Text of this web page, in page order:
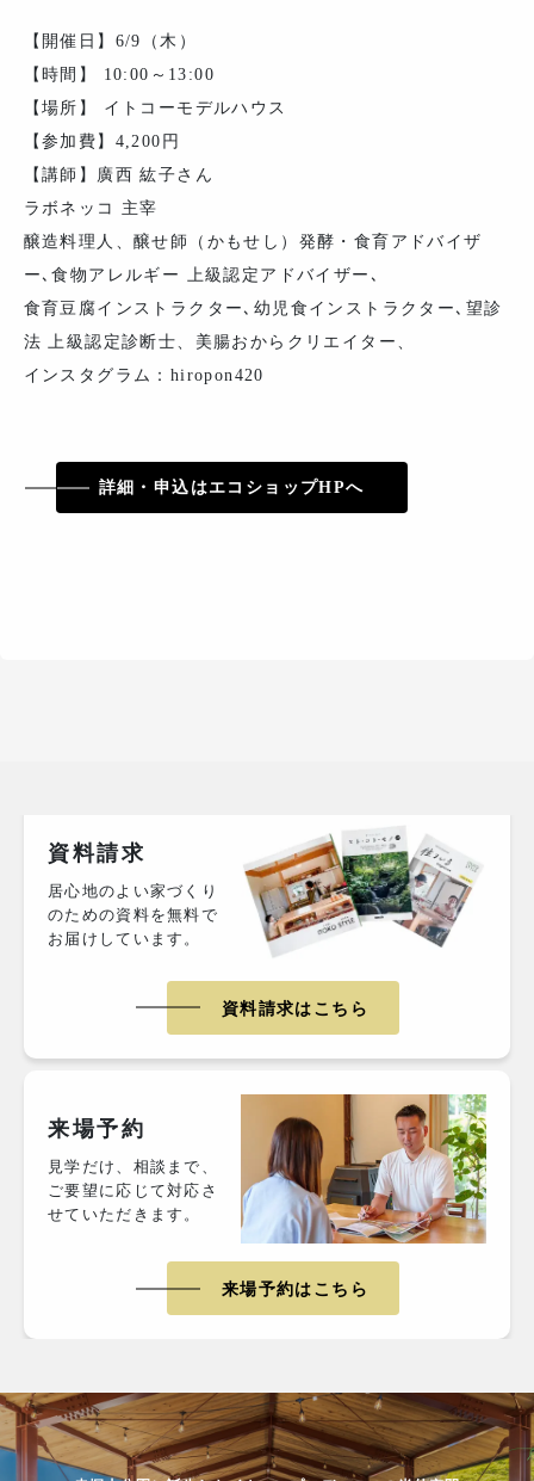
【開催日】6/9（木）
【時間】 10:00～13:00
【場所】 イトコーモデルハウス
【参加費】4,200円
【講師】廣西 紘子さん
ラボネッコ 主宰
醸造料理人、醸せ師（かもせし）発酵・食育アドバイザ
ー､食物アレルギー 上級認定アドバイザー､
食育豆腐インストラクター､幼児食インストラクター､望診
法 上級認定診断士、美腸おからクリエイター、
インスタグラム：hiropon420
詳細・申込はエコショップHPへ
資料請求
居心地のよい家づくり
のための資料を無料で
お届けしています。
資料請求はこちら
来場予約
見学だけ、相談まで、
ご要望に応じて対応さ
せていただきます。
来場予約はこちら